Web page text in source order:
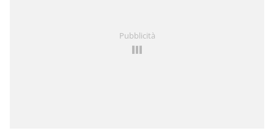
Pubblicità